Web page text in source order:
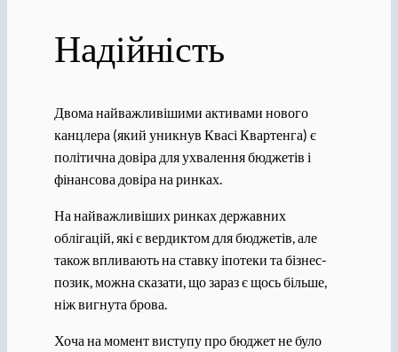
Надійність
Двома найважливішими активами нового
канцлера (який уникнув Квасі Квартенга) є
політична довіра для ухвалення бюджетів і
фінансова довіра на ринках.
На найважливіших ринках державних
облігацій, які є вердиктом для бюджетів, але
також впливають на ставку іпотеки та бізнес-
позик, можна сказати, що зараз є щось більше,
ніж вигнута брова.
Хоча на момент виступу про бюджет не було